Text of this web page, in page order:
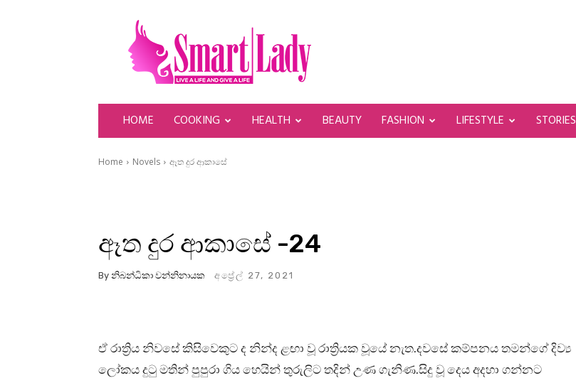
SmartLady
HOME COOKING HEALTH BEAUTY FASHION LIFESTYLE STORIES
Home Novels ඈත දුර ආකාසේ
ඈත දුර ආකාසේ -24
By නිබන්ධිකා වන්නිනායක අප්‍රේල් 27, 2021
ඒ රාත්‍රිය නිවසේ කිසිවෙකුට ද නින්ද ළඟා වූ රාත්‍රියක වූයේ නැත.දවසේ කම්පනය තමන්ගේ දිව්‍ය
ලෝකය දුටු මතින් පුපුරා ගිය හෙයින් තුරුලිට තදින් උණ ගැනිණ.සිදු වූ දෙය අදහා ගන්නට